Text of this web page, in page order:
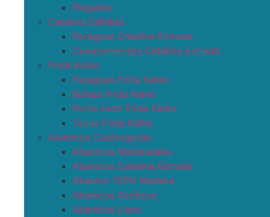
Plegable
Catalina Estrada
Paraguas Catalina Estrada
Complementos Catalina Estrada
Frida Kahlo
Paraguas Frida Kahlo
Bolsas Frida Kahlo
Porta todo Frida Kahlo
Tazas Frida Kahlo
Abanicos Cuatrogotas
Abanicos Malamalaka
Abanicos Catalina Estrada
Abanico 100% Madera
Abanicos Acrílicos
Abanicos Lisos